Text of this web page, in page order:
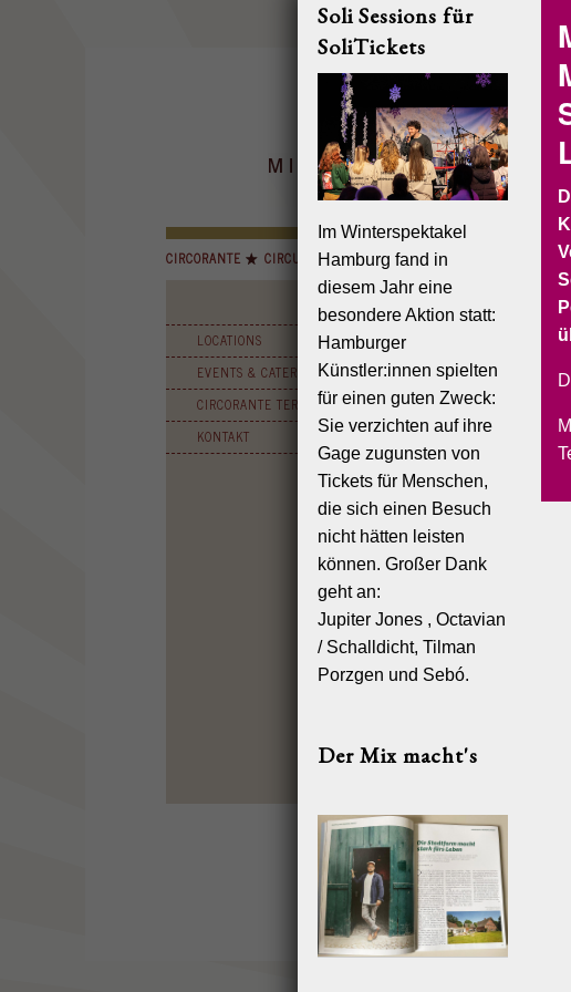
CIRCORANTE CIRCUS MIGNON INSELCIRCUS
LOCATIONS
EVENTS & CATERINGS
CIRCORANTE TERMINE
KONTAKT
Genuss &
mit Mignon
Mignon Circorante ist
Locations in Hamburg
bei denen
Wir verwöhnen kleine
Mit unserem
und Artisten, mit
Restaurant, mit
aber auch
feiern möchten.
Kontakt:
direktion@circus-
HOME REFERENZEN
Soli Sessions für
SoliTickets
Im Winterspektakel
Hamburg fand in
diesem Jahr eine
besondere Aktion statt:
Hamburger
Künstler:innen spielten
für einen guten Zweck:
Sie verzichten auf ihre
Gage zugunsten von
Tickets für Menschen,
die sich einen Besuch
nicht hätten leisten
können. Großer Dank
geht an:
Jupiter Jones , Octavian
/ Schalldicht, Tilman
Porzgen und Sebó.
Der Mix macht's